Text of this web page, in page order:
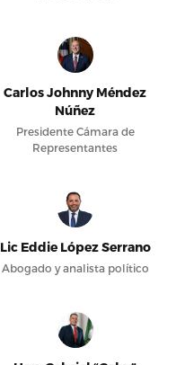
Carlos Johnny Méndez
Núñez
Presidente Cámara de
Representantes
Lic Eddie López Serrano
Abogado y analista político